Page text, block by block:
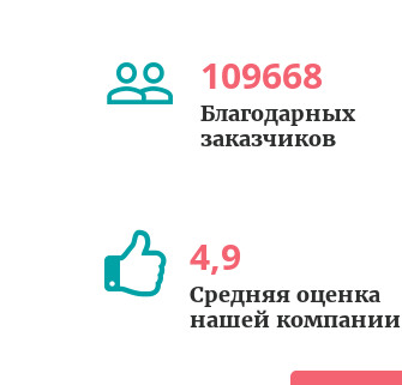
109668
Благодарных
заказчиков
4,9
Средняя оценка
нашей компании